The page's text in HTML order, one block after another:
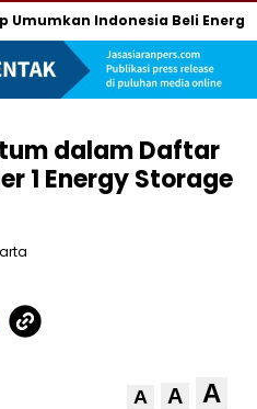
Indonesia Beli Energi & 50
dalam Daftar
1 Energy Storage
A A A